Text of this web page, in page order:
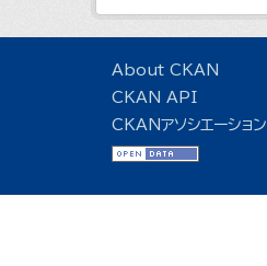
About CKAN
CKAN API
CKANアソシエーション